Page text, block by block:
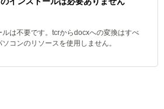
は不要です。tcrからdocxへの変換はすべ
コンのリソースを使用しません。